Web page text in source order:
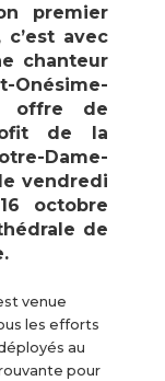
premier
avec
chanteur
offre de
de la
Dame-
vendredi
octobre
de
venue
les efforts
au
pour